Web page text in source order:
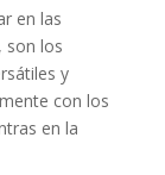
en las
son los
y
con los
en la